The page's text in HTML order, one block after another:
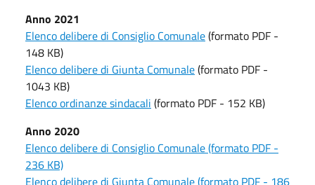
Anno 2021
Elenco delibere di Consiglio Comunale(formato PDF -
148 KB)
Elenco delibere di Giunta Comunale(formato PDF -
1043 KB)
Elenco ordinanze sindacali (formato PDF - 152 KB)
Anno 2020
Elenco delibere di Consiglio Comunale (formato PDF -
236 KB)
Elenco delibere di Giunta Comunale (formato PDF - 186